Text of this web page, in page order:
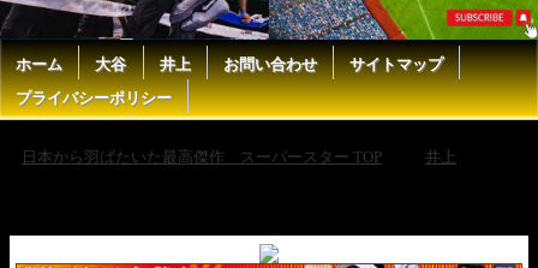
ホーム 大谷 井上 お問い合わせ
サイトマップ
プライバシーポリシー
日本から羽ばたいた最高傑作 スーパースター TOP
井上